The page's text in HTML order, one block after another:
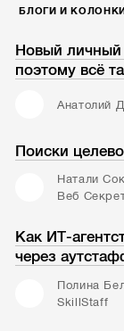
БЛОГИ И
Новый личный
поэтому всё
Анатолий
Поиски
Натали
Веб
Как ИТ-
через
Полина
SkillStaff